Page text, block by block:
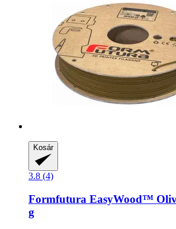
Kosár
3.8 (4)
Formfutura EasyWood™
g